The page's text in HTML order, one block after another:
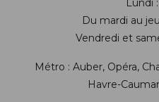
Lundi
Du mardi au
Vendredi et
Métro : Auber, Opéra,
Havre-